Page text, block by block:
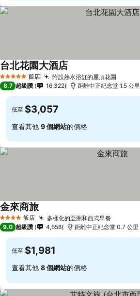
5 星級 飯店 附設熱水浴缸的屋頂花園
台北花園大酒店
8.7 超級讚 16,322 距離中正紀念堂 1.5 公里
低至 $3,057
查看其他 9 個網站的價格
4 星級 飯店 多樣化的亞洲和西式早餐
金來商旅
9.0 超級讚 4,658 距離中正紀念堂 0.7 公里
低至 $1,981
查看其他 8 個網站的價格